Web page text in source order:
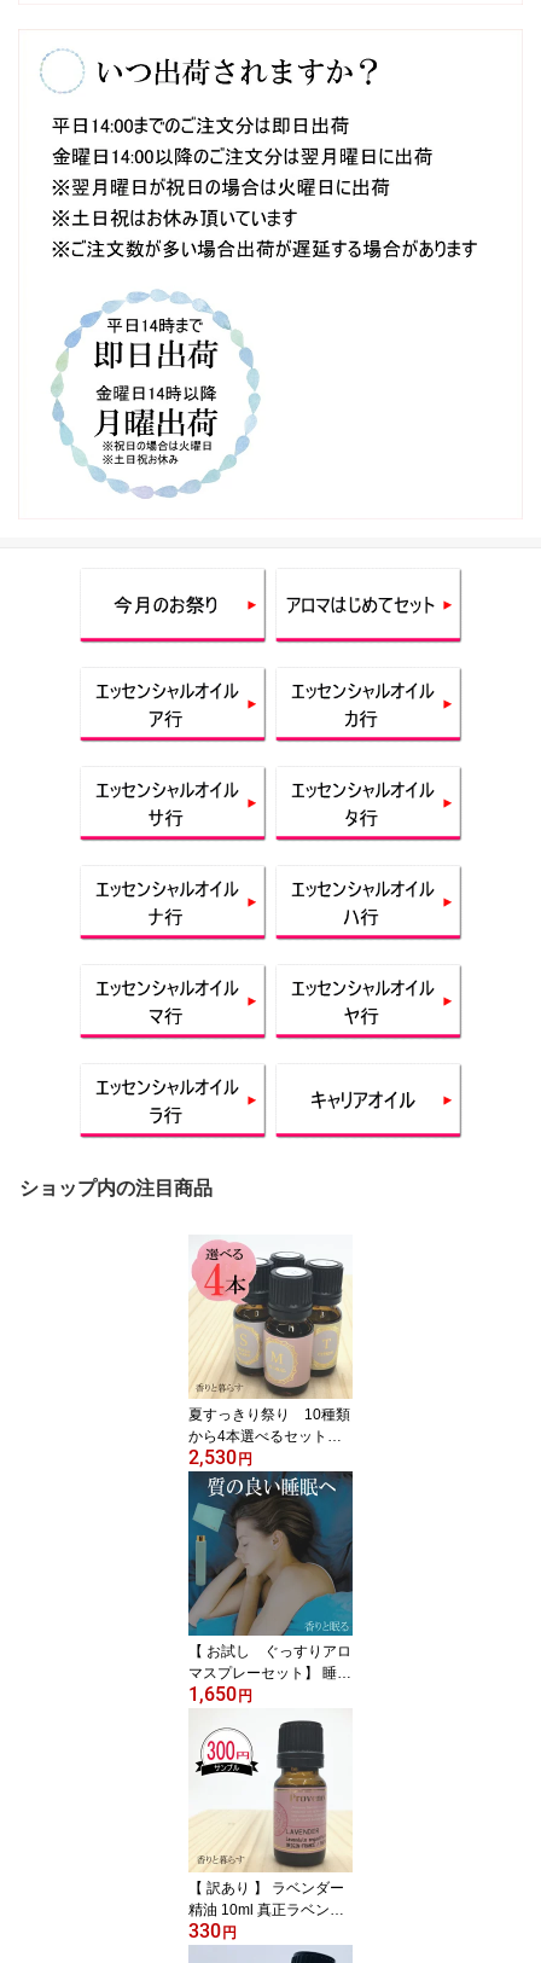
ショップ内の注目商品
夏すっきり祭り 10種類
から4本選べるセット
アロマオイル エッセンシ
ャルオイル
2,530円
【 お試し ぐっすりアロ
マスプレーセット】 睡眠
グッズ 健康グッズ 安眠
ゃれ 睡眠 安眠 不眠 アロ
マ ピローミスト 癒しグ
ッズ リラックス 誕生日
プレゼント 雑貨 寝つき
ラベンダー ギフト 枕 い
びき防止 プチギフト い
い香り 昼寝 睡眠改善
1,650円
【 訳あり 】 ラベンダー
精油 10ml 真正ラベンダ
ーアロマ 香り エッセン
シャルオイル 100% アロ
330円